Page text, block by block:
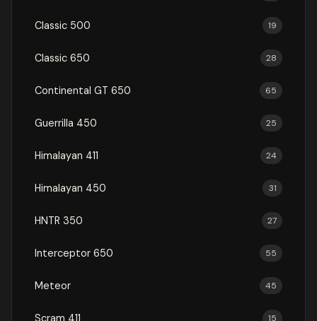
Classic 500 19
Classic 650 28
Continental GT 650 65
Guerrilla 450 25
Himalayan 411 24
Himalayan 450 31
HNTR 350 27
Interceptor 650 55
Meteor 45
Scram 411 15